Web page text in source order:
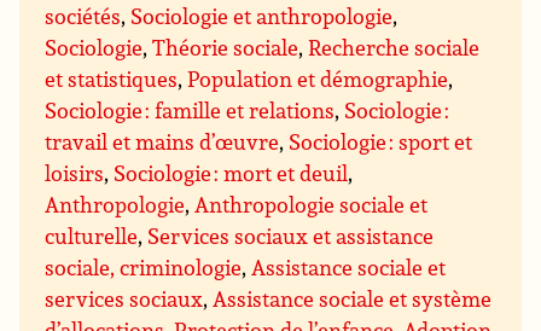
sociétés, Sociologie et anthropologie,
Sociologie,Théorie sociale,Recherche sociale
et statistiques,Population et démographie,
Sociologie : famille et relations, Sociologie :
travail et mains d’œuvre, Sociologie : sport et
loisirs, Sociologie : mort et deuil,
Anthropologie,Anthropologie sociale et
culturelle, Services sociaux et assistance
sociale, criminologie,Assistance sociale et
services sociaux,Assistance sociale et système